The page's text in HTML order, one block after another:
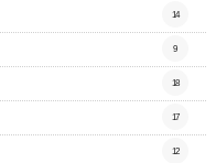
14
9
18
17
12